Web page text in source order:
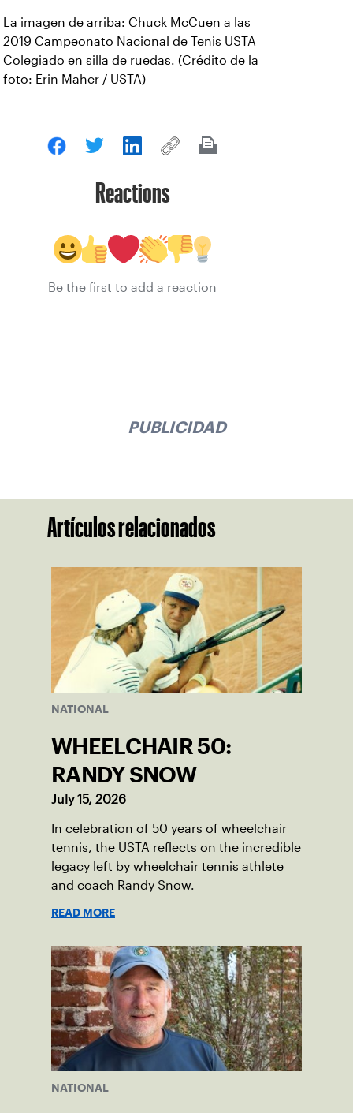
La imagen de arriba: Chuck McCuen a las
2019 Campeonato Nacional de Tenis USTA
Colegiado en silla de ruedas. (Crédito de la
foto: Erin Maher / USTA)
Reactions
Be the first to add a reaction
PUBLICIDAD
Artículos relacionados
NATIONAL
WHEELCHAIR 50:
RANDY SNOW
July 15, 2026
In celebration of 50 years of wheelchair
tennis, the USTA reflects on the incredible
legacy left by wheelchair tennis athlete
and coach Randy Snow.
READ MORE
NATIONAL